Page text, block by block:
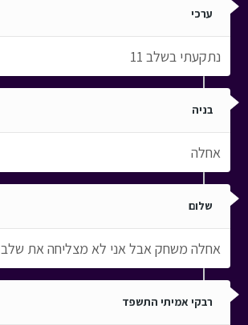
ערכי
נתקעתי בשלב 11
בניה
אחלה
שלום
אחלה משחק אבל אני לא מצליחה את שלב 31
רבקי אמיתי התשפד